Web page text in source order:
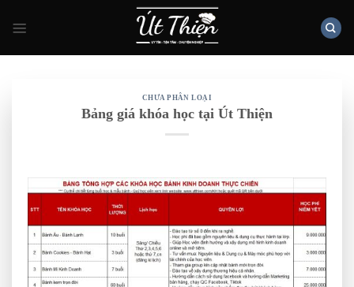
CHƯA PHÂN LOẠI
Bảng giá khóa học tại Út Thiện